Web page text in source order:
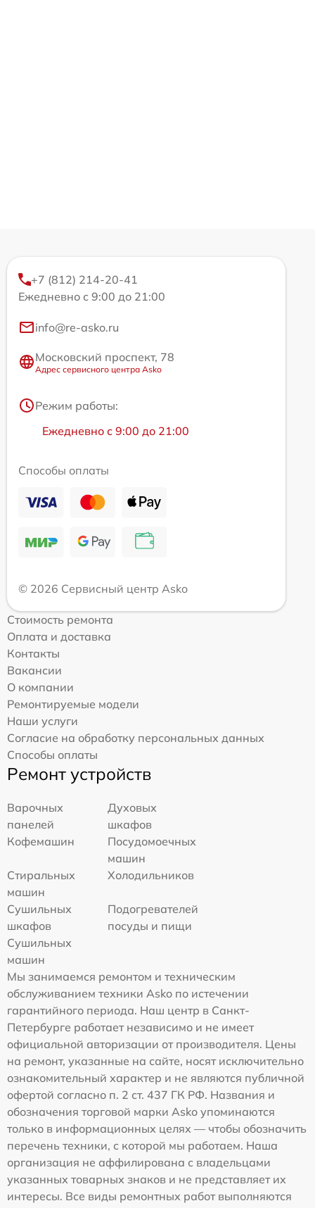
+7 (812) 214-20-41
Ежедневно с 9:00 до 21:00
info@re-asko.ru
Московский проспект, 78
Адрес сервисного центра Asko
Режим работы:
Ежедневно с 9:00 до 21:00
Способы оплаты
© 2026 Сервисный центр Asko
Стоимость ремонта
Оплата и доставка
Контакты
Вакансии
О компании
Ремонтируемые модели
Наши услуги
Согласие на обработку персональных данных
Способы оплаты
Ремонт устройств
Варочных
панелей
Духовых
шкафов
Кофемашин
Посудомоечных
машин
Стиральных
машин
Холодильников
Сушильных
шкафов
Подогревателей
посуды и пищи
Сушильных
машин
Мы занимаемся ремонтом и техническим
обслуживанием техники Asko по истечении
гарантийного периода. Наш центр в Санкт-
Петербурге работает независимо и не имеет
официальной авторизации от производителя. Цены
на ремонт, указанные на сайте, носят исключительно
ознакомительный характер и не являются публичной
офертой согласно п. 2 ст. 437 ГК РФ. Названия и
обозначения торговой марки Asko упоминаются
только в информационных целях — чтобы обозначить
перечень техники, с которой мы работаем. Наша
организация не аффилирована с владельцами
указанных товарных знаков и не представляет их
интересы. Все виды ремонтных работ выполняются